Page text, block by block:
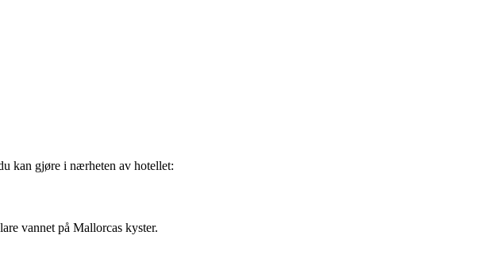
kan gjøre i nærheten av hotellet:
vannet på Mallorcas kyster.